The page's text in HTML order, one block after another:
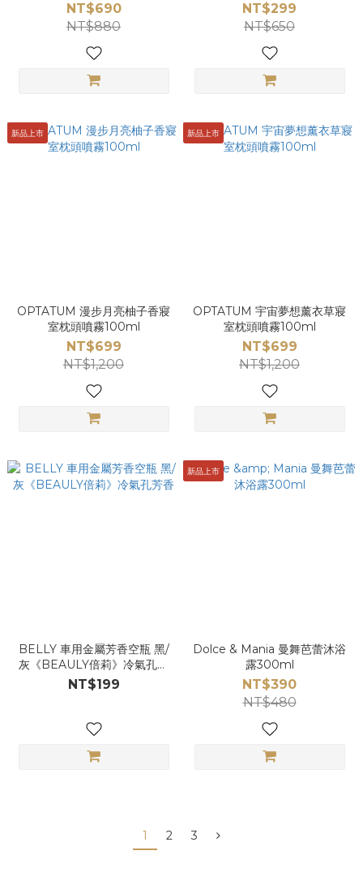
NT$690
NT$880
NT$299
NT$650
新品上市
OPTATUM 漫步月亮柚子香寢
室枕頭噴霧100ml
NT$699
NT$1,200
新品上市
OPTATUM 宇宙夢想薰衣草寢
室枕頭噴霧100ml
NT$699
NT$1,200
BELLY 車用金屬芳香空瓶 黑/
灰《BEAULY倍莉》冷氣孔芳
香
NT$199
新品上市
Dolce & Mania 曼舞芭蕾沐浴
露300ml
NT$390
NT$480
1 2 3